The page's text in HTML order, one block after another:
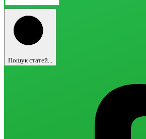
Пошук статей...